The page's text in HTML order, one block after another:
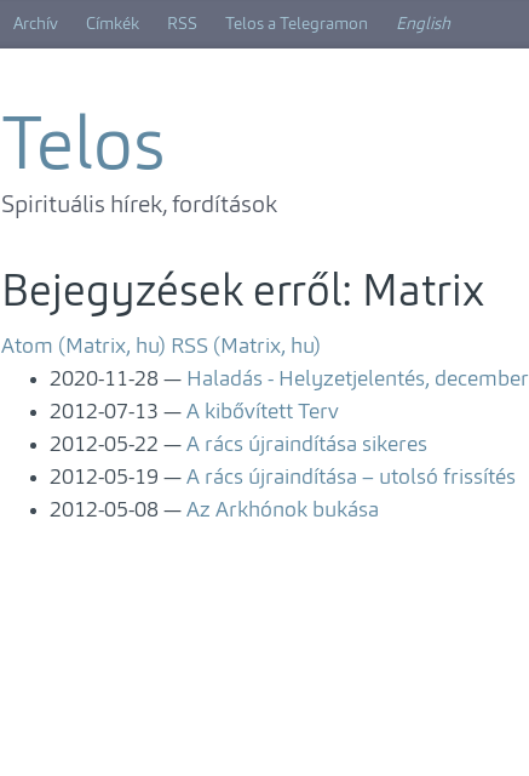
Archív Címkék RSS Telos a Telegramon English
Telos
Spirituális hírek, fordítások
Bejegyzések erről: Matrix
Atom (Matrix, hu) RSS (Matrix, hu)
2020-11-28
Haladás - Helyzetjelentés, december
2012-07-13
A kibővített Terv
2012-05-22
A rács újraindítása sikeres
2012-05-19
A rács újraindítása – utolsó frissítés
2012-05-08
Az Arkhónok bukása